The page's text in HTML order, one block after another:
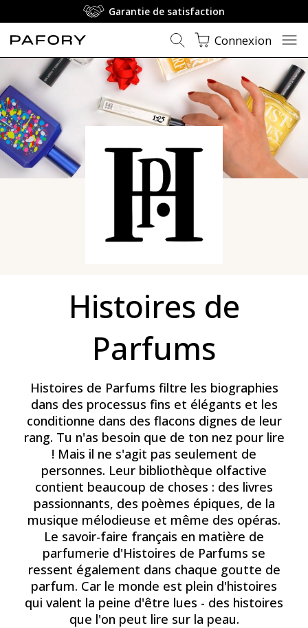
Garantie de satisfaction
Connexion
Histoires de
Parfums
Histoires de Parfums filtre les biographies
dans des processus fins et élégants et les
conditionne dans des flacons dignes de leur
rang. Tu n'as besoin que de ton nez pour lire
! Mais il ne s'agit pas seulement de
personnes. Leur bibliothèque olfactive
contient beaucoup de choses : des livres
passionnants, des poèmes épiques, de la
musique mélodieuse et même des opéras.
Le savoir-faire français en matière de
parfumerie d'Histoires de Parfums se
ressent également dans chaque goutte de
parfum. Car le monde est plein d'histoires
qui valent la peine d'être lues - des histoires
que l'on peut lire sur la peau.